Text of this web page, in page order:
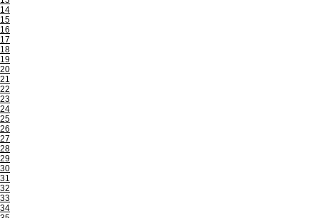
14
15
16
17
18
19
20
21
22
23
24
25
26
27
28
29
30
31
32
33
34